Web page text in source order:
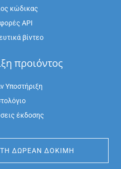
κώδικας
API
βίντεο
προιόντος
Υποστήριξη
έκδοσης
ΤΗ ΔΩΡΕΆΝ ΔΟΚΙΜΉ